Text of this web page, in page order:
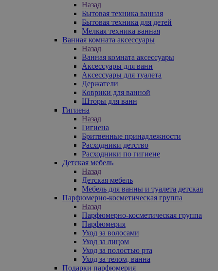
Назад
Бытовая техника ванная
Бытовая техника для детей
Мелкая техника ванная
Ванная комната аксессуары
Назад
Ванная комната аксессуары
Аксессуары для ванн
Аксессуары для туалета
Держатели
Коврики для ванной
Шторы для ванн
Гигиена
Назад
Гигиена
Бритвенные принадлежности
Расходники детство
Расходники по гигиене
Детская мебель
Назад
Детская мебель
Мебель для ванны и туалета детская
Парфюмерно-косметическая группа
Назад
Парфюмерно-косметическая группа
Парфюмерия
Уход за волосами
Уход за лицом
Уход за полостью рта
Уход за телом, ванна
Подарки парфюмерия